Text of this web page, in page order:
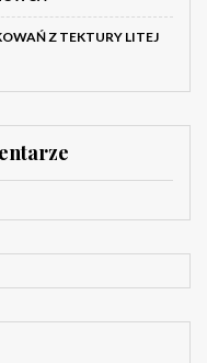
Z TEKTURY LITEJ